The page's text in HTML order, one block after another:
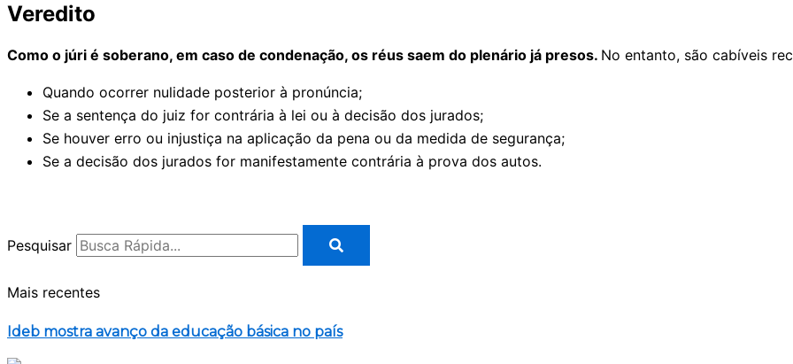
Veredito
Como o júri é soberano, em caso de condenação, os réus saem do plenário já presos. No entanto, são cabíveis
Quando ocorrer nulidade posterior à pronúncia;
Se a sentença do juiz for contrária à lei ou à decisão dos jurados;
Se houver erro ou injustiça na aplicação da pena ou da medida de segurança;
Se a decisão dos jurados for manifestamente contrária à prova dos autos.
Pesquisar
Mais recentes
Ideb mostra avanço da educação básica no país